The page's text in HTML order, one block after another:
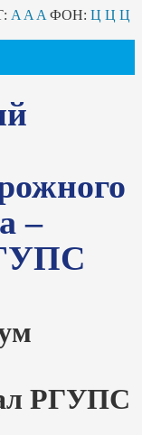
A A A ФОН: Ц Ц Ц
–
РГУПС